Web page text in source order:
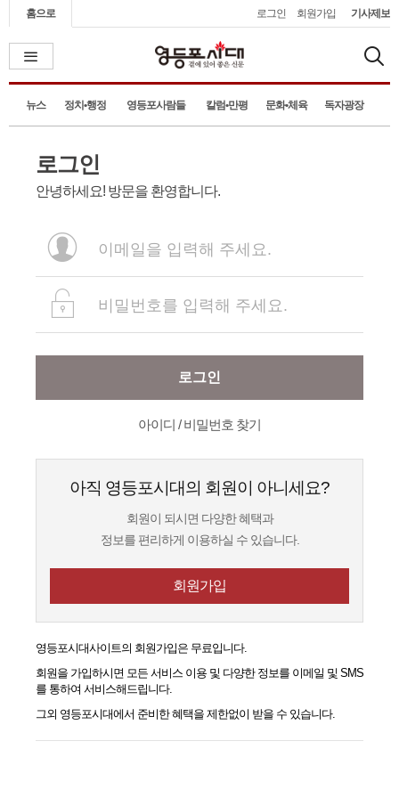
홈으로 로그인 회원가입 기사제보
뉴스 정치•행정 영등포사람들 칼럼•만평 문화•체육 독자광장
로그인
안녕하세요! 방문을 환영합니다.
로그인
아이디 / 비밀번호 찾기
아직 영등포시대의 회원이 아니세요?
회원이 되시면 다양한 혜택과
정보를 편리하게 이용하실 수 있습니다.
회원가입
영등포시대사이트의 회원가입은 무료입니다.
회원을 가입하시면 모든 서비스 이용 및 다양한 정보를 이메일 및 SMS
를 통하여 서비스해드립니다.
그외 영등포시대에서 준비한 혜택을 제한없이 받을 수 있습니다.